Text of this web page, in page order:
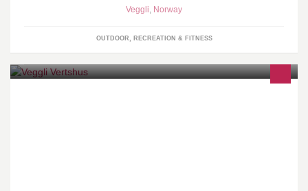
Veggli, Norway
OUTDOOR, RECREATION & FITNESS